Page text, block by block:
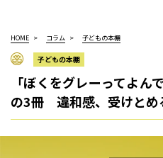
HOME コラム 子どもの本棚
子どもの本棚
「ぼくをグレーってよん
の3冊 違和感、受けとめ